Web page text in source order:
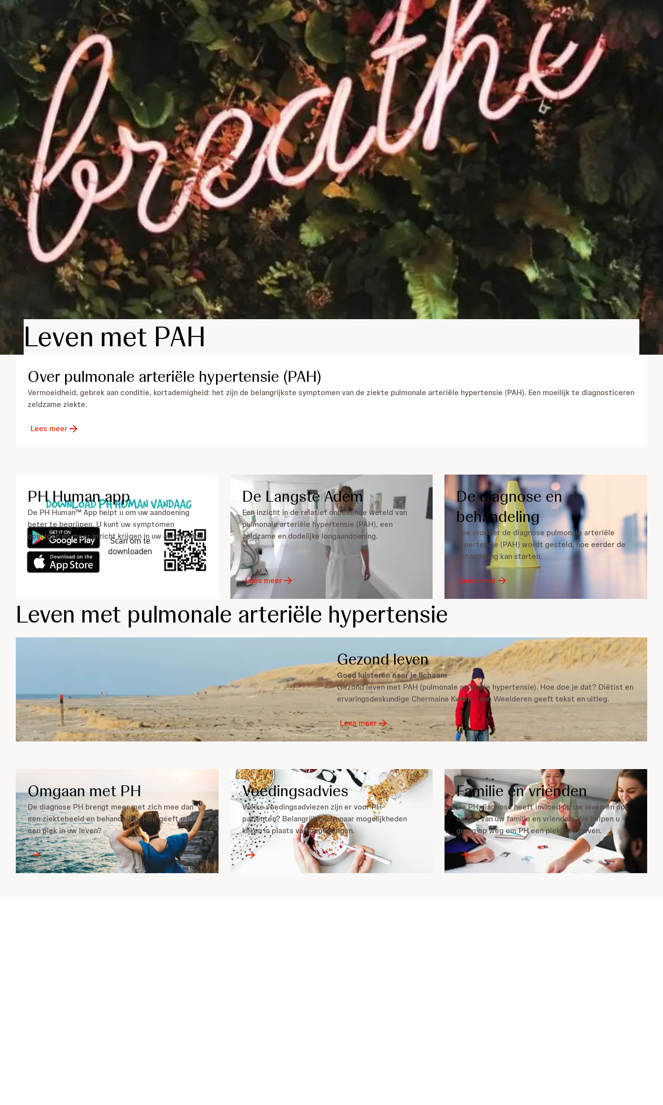
Leven met PAH
Over pulmonale arteriële hypertensie (PAH)
Vermoeidheid, gebrek aan conditie, kortademigheid: het zijn de belangrijkste symptomen van de ziekte pulmonale arteriële hypertensie (PAH). Een moeilijk te diagnosticeren
zeldzame ziekte.
Lees meer
PH Human app
De PH Human™ App helpt u om uw aandoening
beter te begrijpen. U kunt uw symptomen
opvolgen en meer inzicht krijgen in uw aandoening.
De Langste Adem
Een inzicht in de relatief onbekende wereld van
pulmonale arteriële hypertensie (PAH), een
zeldzame en dodelijke longaandoening.
Lees meer
De diagnose en
behandeling
Hoe vroeger de diagnose pulmonale arteriële
hypertensie (PAH) wordt gesteld, hoe eerder de
behandeling kan starten.
Lees meer
Leven met pulmonale arteriële hypertensie
Gezond leven
Goed luisteren naar je lichaam
Gezond leven met PAH (pulmonale arteriële hypertensie). Hoe doe je dat? Diëtist en
ervaringsdeskundige Chermaine Kwant - van Weelderen geeft tekst en uitleg.
Lees meer
Omgaan met PH
De diagnose PH brengt meer met zich mee dan
een ziektebeeld en behandeling. Hoe geeft u PH
een plek in uw leven?
Voedingsadvies
Welke voedingsadviezen zijn er voor PH-
patiënten? Belangrijk is om naar mogelijkheden
kijken in plaats van beperkingen.
Familie en vrienden
De PH diagnose heeft invloed op uw leven en ook
op dat van uw familie en vrienden. We helpen u
graag op weg om PH een plekje te geven.